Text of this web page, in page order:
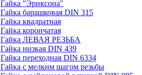
Гайка "Эриксона"
Гайка барашковая DIN 315
Гайка квадратная
Гайка корончатая
Гайка ЛЕВАЯ РЕЗЬБА
Гайка низкая DIN 439
Гайка переходная DIN 6334
Гайка с мелким шагом резьбы